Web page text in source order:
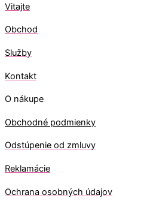
Vitajte
Obchod
Služby
Kontakt
O nákupe
Obchodné podmienky
Odstúpenie od zmluvy
Reklamácie
Ochrana osobných údajov